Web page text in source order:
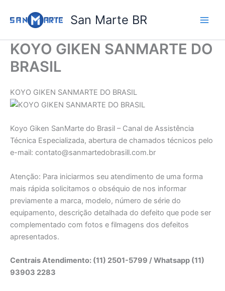
para
conteúdo
San Marte BR
KOYO GIKEN SANMARTE DO
BRASIL
KOYO GIKEN SANMARTE DO BRASIL
Koyo Giken SanMarte do Brasil – Canal de Assistência
Técnica Especializada, abertura de chamados técnicos pelo
e-mail: contato@sanmartedobrasill.com.br
Atenção: Para iniciarmos seu atendimento de uma forma
mais rápida solicitamos o obséquio de nos informar
previamente a marca, modelo, número de série do
equipamento, descrição detalhada do defeito que pode ser
complementado com fotos e filmagens dos defeitos
apresentados.
Centrais Atendimento: (11) 2501-5799 / Whatsapp (11)
93903 2283